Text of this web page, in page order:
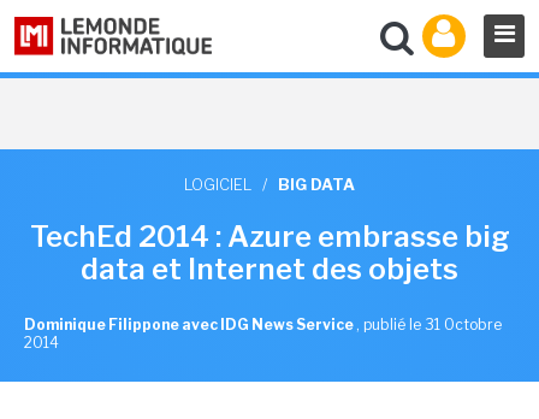
LOGICIEL / BIG DATA
TechEd 2014 : Azure embrasse big
data et Internet des objets
Dominique Filippone avec IDG News Service , publié le 31 Octobre
2014